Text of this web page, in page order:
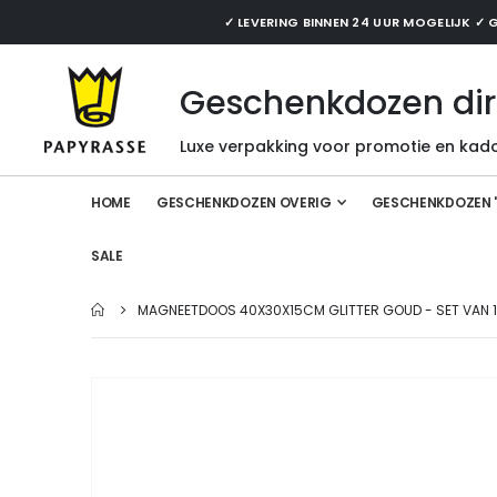
✓ LEVERING BINNEN 24 UUR MOGELIJK ✓
Geschenkdozen
Luxe verpakking voor promotie en
HOME GESCHENKDOZEN OVERIG
SALE
MAGNEETDOOS 40X30X15CM GLITTER GOUD - SET VAN